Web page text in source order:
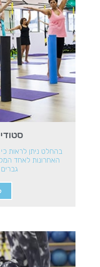
בהחלט ניתן לראות
האחרונות לאחד